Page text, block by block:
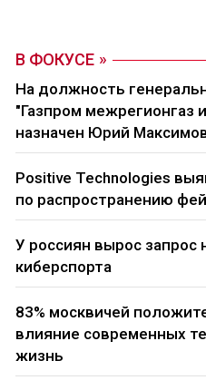
В ФОКУСЕ
На должность
"Газпром межрегионгаз
назначен Юрий
Positive Technologies
по распространению
У россиян вырос запрос
киберспорта
83% москвичей
влияние современных
жизнь